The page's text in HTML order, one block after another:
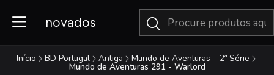
novados
Início BD Portugal Antiga Mundo de Aventuras – 2ª Série
Mundo de Aventuras 291 - Warlord